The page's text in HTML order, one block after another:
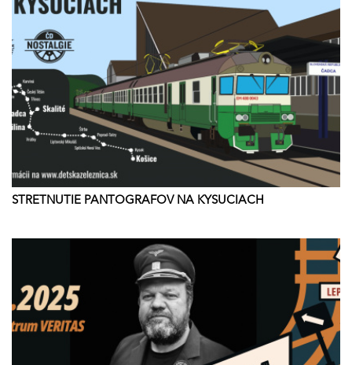
STRETNUTIE PANTOGRAFOV NA KYSUCIACH